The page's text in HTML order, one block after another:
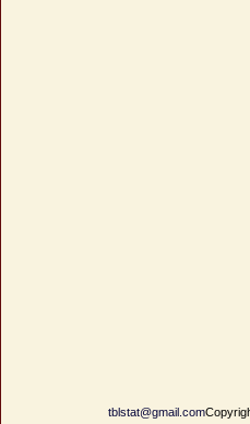
tblstat@gmail.com